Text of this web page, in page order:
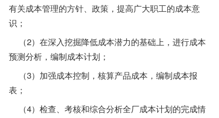
有关成本管理的方针、政策，提高广大职工的成本意
识；
（2）在深入挖掘降低成本潜力的基础上，进行成本
预测分析，编制成本计划；
（3）加强成本控制，核算产品成本，编制成本报
表；
（4）检查、考核和综合分析全厂成本计划的完成情